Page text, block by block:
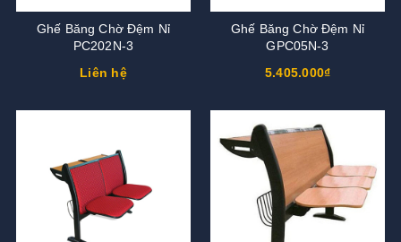
Ghế Băng Chờ Đệm Nỉ
PC202N-3
Liên hệ
Ghế Băng Chờ Đệm Nỉ
GPC05N-3
5.405.000₫